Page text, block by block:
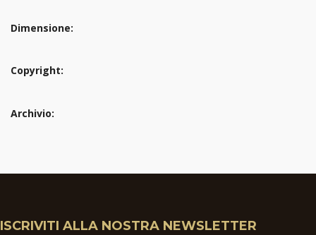
Dimensione:
Copyright:
Archivio:
ISCRIVITI ALLA NOSTRA NEWSLETTER